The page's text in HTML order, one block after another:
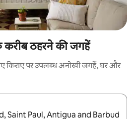
करीब ठहरने की जगहें
किराए पर उपलब्ध अनोखी जगहें, घर और
अप और डाउन 'ऐरो की' का इस्तेमाल करके नेविगेट